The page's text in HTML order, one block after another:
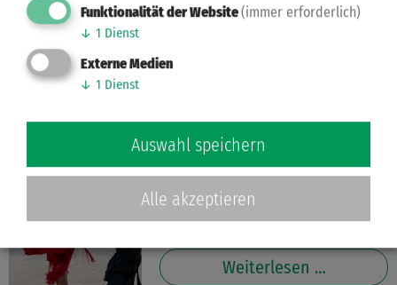
In einem Monat ist es schon so
Tanzsportevent - das ...
facebook
Weser-Kurier 03. 05. 2022:
Weiterlesen …
Funktionalität der Website(immer erforderlich)
↓ 1 Dienst
Externe Medien
↓ 1 Dienst
Auswahl speichern
Alle akzeptieren